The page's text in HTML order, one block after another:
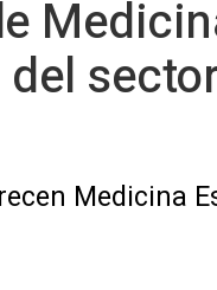
Medicina